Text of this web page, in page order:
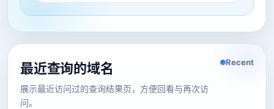
最近查询的域名
展示最近访问过的查询结果页，方便回看与再次访
问。
Recent